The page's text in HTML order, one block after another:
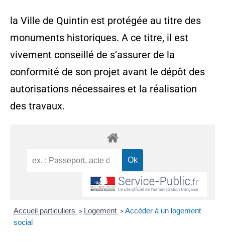
la Ville de Quintin est protégée au titre des
monuments historiques. A ce titre, il est
vivement conseillé de s’assurer de la
conformité de son projet avant le dépôt des
autorisations nécessaires et la réalisation
des travaux.
Accueil particuliers > Logement > Accéder à un logement
social